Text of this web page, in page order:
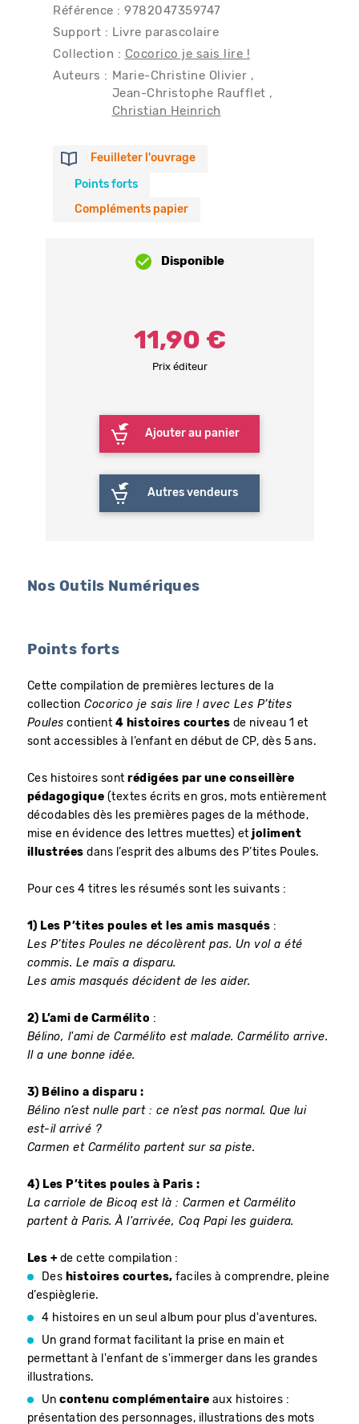
Référence : 9782047359747
Support : Livre parascolaire
Collection : Cocorico je sais lire !
Auteurs : Marie-Christine Olivier
Jean-Christophe Raufflet
Christian Heinrich
Feuilleter l'ouvrage
Points forts
Compléments papier
Disponible
Prix éditeur
11,90 €
Ajouter au panier
Autres vendeurs
Nos Outils Numériques
Points forts
Cette compilation de premières lectures de la
collection Cocorico je sais lire ! avec Les P’tites
Poules contient 4 histoires courtes de niveau 1 et
sont accessibles à l’enfant en début de CP, dès 5 ans.
Ces histoires sont rédigées par une conseillère
pédagogique (textes écrits en gros, mots entièrement
décodables dès les premières pages de la méthode,
mise en évidence des lettres muettes) et joliment
illustrées dans l’esprit des albums des P’tites Poules.
Pour ces 4 titres les résumés sont les suivants :
1) Les P’tites poules et les amis masqués :
Les P’tites Poules ne décolèrent pas. Un vol a été
commis. Le maïs a disparu.
Les amis masqués décident de les aider.
2) L’ami de Carmélito :
Bélino, l'ami de Carmélito est malade. Carmélito arrive.
Il a une bonne idée.
3) Bélino a disparu :
Bélino n’est nulle part : ce n’est pas normal. Que lui
est-il arrivé ?
Carmen et Carmélito partent sur sa piste.
4) Les P’tites poules à Paris :
La carriole de Bicoq est là : Carmen et Carmélito
partent à Paris. À l'arrivée, Coq Papi les guidera.
Les + de cette compilation :
Des histoires courtes,faciles à comprendre, pleine
d’espièglerie.
4 histoires en un seul album pour plus d'aventures.
Un grand format facilitant la prise en main et
permettant à l'enfant de s'immerger dans les grandes
illustrations.
Uncontenu complémentaire aux histoires :
présentation des personnages, illustrations des mots